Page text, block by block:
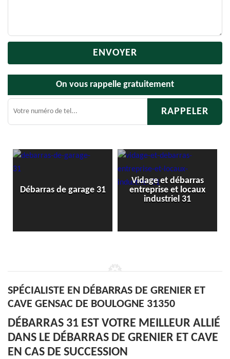
On vous rappelle gratuitement
Débarras de garage 31
Vidage et débarras
entreprise et locaux
industriel 31
SPÉCIALISTE EN DÉBARRAS DE GRENIER ET
CAVE GENSAC DE BOULOGNE 31350
DÉBARRAS 31 EST VOTRE MEILLEUR ALLIÉ
DANS LE DÉBARRAS DE GRENIER ET CAVE
EN CAS DE SUCCESSION